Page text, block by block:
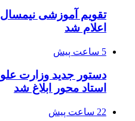
تقویم آموزشی
اعلام شد
5 ساعت پیش
دستور جدید وزارت
استاد محور ابلاغ شد
22 ساعت پیش